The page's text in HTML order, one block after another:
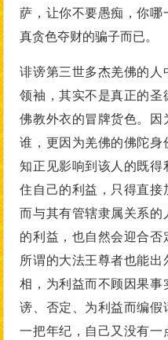
萨，让你不要愚痴，你
真贪色夺财的骗子而已。
诽谤第三世多杰羌佛的人
领袖，其实不是真正的圣
佛教外衣的冒牌货色。因
谁，更因为羌佛的佛陀身
知正见影响到该人的既得
住自己的利益，只得直接
而与其有管辖隶属关系的
的利益，也自然会迎合否
所谓的大法王尊者也能
相，为利益而不顾因果
谤、否定、为利益而编假
一把年纪，自己又没有